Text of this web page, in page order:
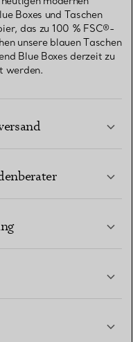
Boxes und Taschen
das zu 100 % FSC®-
unsere blauen Taschen
Blue Boxes derzeit zu
werden.